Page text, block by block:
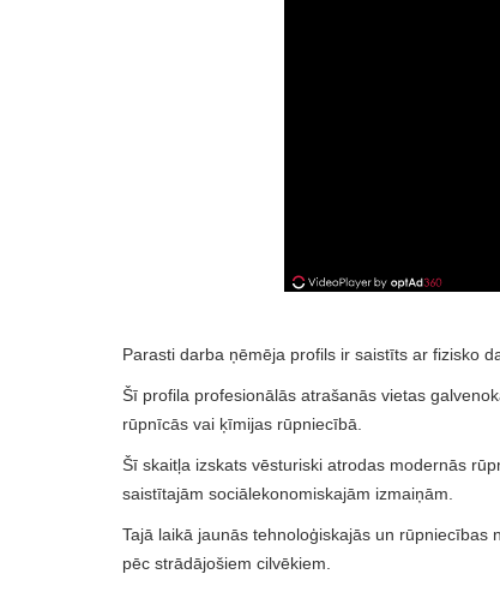
Parasti darba ņēmēja profils ir saistīts ar fizisko
Šī profila profesionālās atrašanās vietas
rūpnīcās vai ķīmijas rūpniecībā.
Šī skaitļa izskats vēsturiski atrodas modernās
saistītajām sociālekonomiskajām izmaiņām.
Tajā laikā jaunās tehnoloģiskajās un
pēc strādājošiem cilvēkiem.